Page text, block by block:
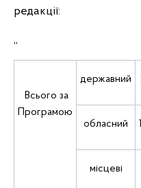
редакції:
„
Всього за
Програмою
державний
обласний
місцеві